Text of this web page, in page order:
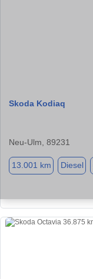
Skoda Kodiaq
Neu-Ulm, 89231
13.001 km Diesel